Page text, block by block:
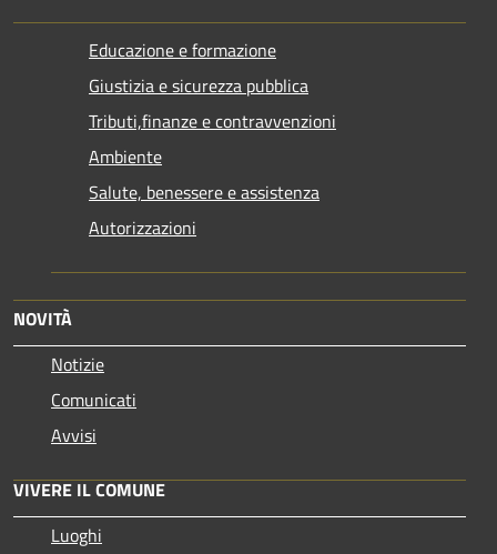
Educazione e formazione
Giustizia e sicurezza pubblica
Tributi,finanze e contravvenzioni
Ambiente
Salute, benessere e assistenza
Autorizzazioni
NOVITÀ
Notizie
Comunicati
Avvisi
VIVERE IL COMUNE
Luoghi